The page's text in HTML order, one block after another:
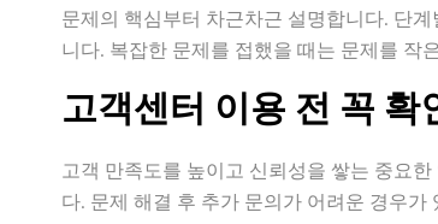
문제의 핵심부터 차근차근 설명합니다. 단
니다. 복잡한 문제를 접했을 때는 문제를 작
고객센터 이용 전 꼭 확
고객 만족도를 높이고 신뢰성을 쌓는 중요
다. 문제 해결 후 추가 문의가 어려운 경우